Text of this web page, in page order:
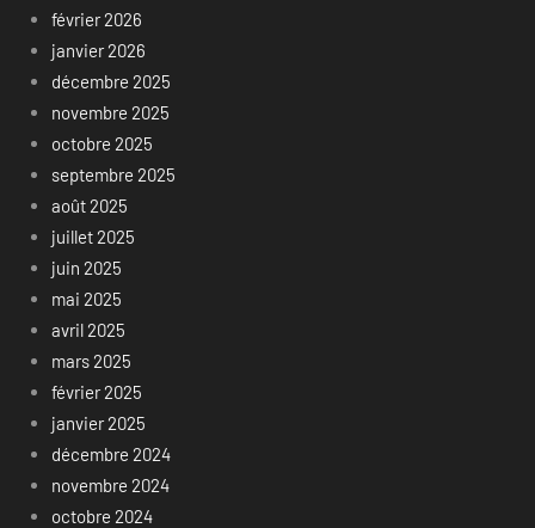
février 2026
janvier 2026
décembre 2025
novembre 2025
octobre 2025
septembre 2025
août 2025
juillet 2025
juin 2025
mai 2025
avril 2025
mars 2025
février 2025
janvier 2025
décembre 2024
novembre 2024
octobre 2024